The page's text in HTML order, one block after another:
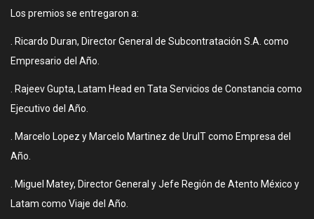
Los premios se entregaron a:
. Ricardo Duran, Director General de Subcontratación S.A. como
Empresario del Año.
. Rajeev Gupta, Latam Head en Tata Servicios de Constancia como
Ejecutivo del Año.
. Marcelo Lopez y Marcelo Martinez de UruIT como Empresa del
Año.
. Miguel Matey, Director General y Jefe Región de Atento México y
Latam como Viaje del Año.